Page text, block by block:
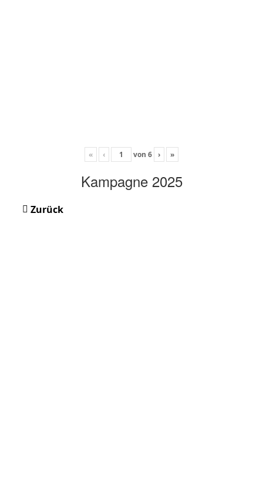
« ‹ von 6 › »
Kampagne 2025
Zurück